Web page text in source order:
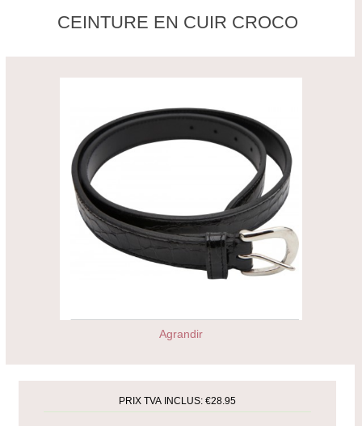
CEINTURE EN CUIR CROCO
Agrandir
PRIX TVA INCLUS:€28.95